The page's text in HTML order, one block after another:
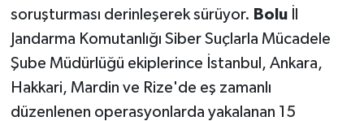
soruşturması derinleşerek sürüyor. Boluİl
Jandarma Komutanlığı Siber Suçlarla Mücadele
Şube Müdürlüğü ekiplerince İstanbul, Ankara,
Hakkari, Mardin ve Rize'de eş zamanlı
düzenlenen operasyonlarda yakalanan 15